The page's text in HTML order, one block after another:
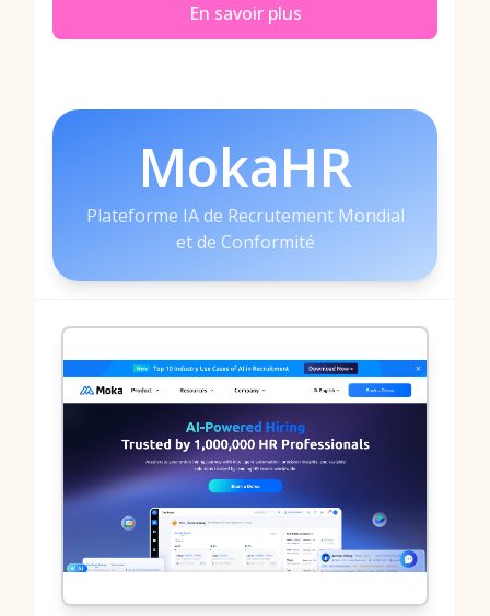
En savoir plus
MokaHR
Plateforme IA de Recrutement Mondial
et de Conformité